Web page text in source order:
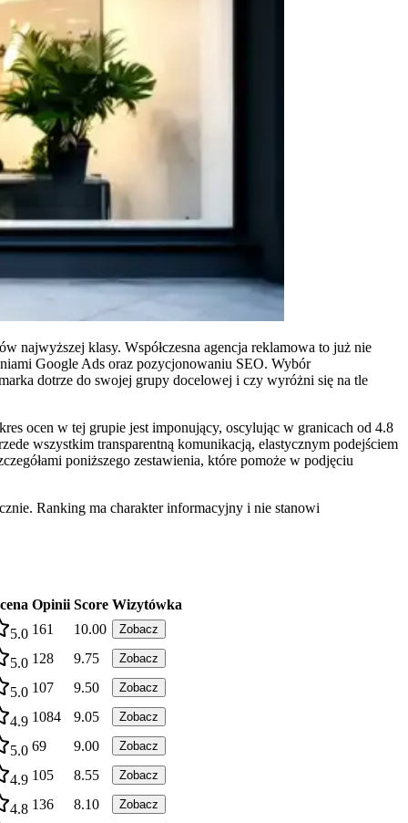
najwyższej klasy. Współczesna agencja reklamowa to już nie
Google Ads oraz pozycjonowaniu SEO. Wybór
dotrze do swojej grupy docelowej i czy wyróżni się na tle
ocen w tej grupie jest imponujący, oscylując w granicach od 4.8
wszystkim transparentną komunikacją, elastycznym podejściem
poniższego zestawienia, które pomoże w podjęciu
Ranking ma charakter informacyjny i nie stanowi
Opinii Score Wizytówka
5.0 161 10.00 Zobacz
5.0 128 9.75 Zobacz
5.0 107 9.50 Zobacz
4.9 1084 9.05 Zobacz
5.0 69 9.00 Zobacz
4.9 105 8.55 Zobacz
4.8 136 8.10 Zobacz